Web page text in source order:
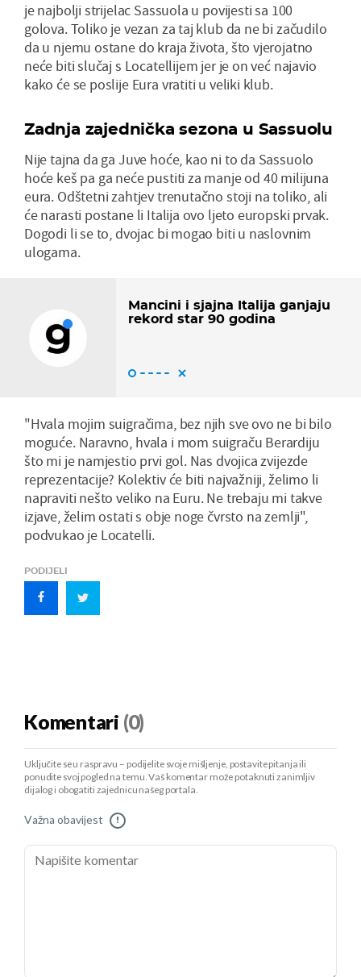
je najbolji strijelac Sassuola u povijesti sa 100
golova. Toliko je vezan za taj klub da ne bi začudilo
da u njemu ostane do kraja života, što vjerojatno
neće biti slučaj s Locatellijem jer je on već najavio
kako će se poslije Eura vratiti u veliki klub.
Zadnja zajednička sezona u Sassuolu
Nije tajna da ga Juve hoće, kao ni to da Sassuolo
hoće keš pa ga neće pustiti za manje od 40 milijuna
eura. Odštetni zahtjev trenutačno stoji na toliko, ali
će narasti postane li Italija ovo ljeto europski prvak.
Dogodi li se to, dvojac bi mogao biti u naslovnim
ulogama.
Mancini i sjajna Italija ganjaju
rekord star 90 godina
"Hvala mojim suigračima, bez njih sve ovo ne bi bilo
moguće. Naravno, hvala i mom suigraču Berardiju
što mi je namjestio prvi gol. Nas dvojica zvijezde
reprezentacije? Kolektiv će biti najvažniji, želimo li
napraviti nešto veliko na Euru. Ne trebaju mi takve
izjave, želim ostati s obje noge čvrsto na zemlji",
podvukao je Locatelli.
PODIJELI
Komentari (0)
Uključite se u raspravu – podijelite svoje mišljenje, postavite pitanja ili
ponudite svoj pogled na temu. Vaš komentar može potaknuti zanimljiv
dijalog i obogatiti zajednicu našeg portala.
Važna obavijest !